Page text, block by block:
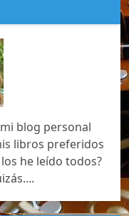
blog personal
libros preferidos
he leído todos?